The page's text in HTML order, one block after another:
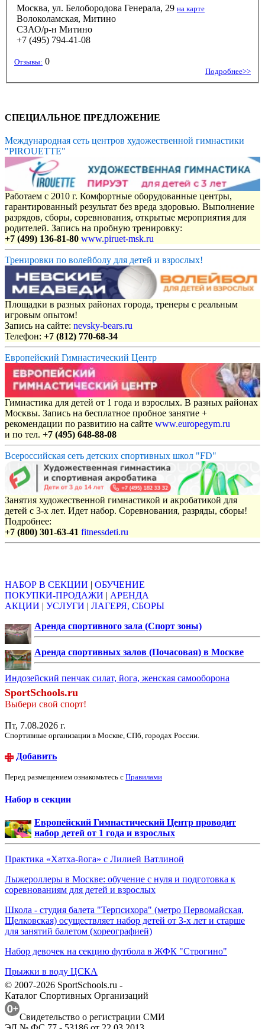
Москва, ул. Белобородова Генерала, 29 на карте
Волоколамская, Митино
СЗАО/р-н Митино
+7 (495) 794-41-08
Отзывы: 0
Подробнее>>
СПЕЦИАЛЬНОЕ ПРЕДЛОЖЕНИЕ
Международная сеть центров художественной гимнастики
"PIROUETTE"
Работаем с 2010 г. Комфортные оборудованные центры,
гарантированный результат без вреда здоровью. Выполнение
разрядов, сборы, соревнования, открытые мероприятия для
родителей. Запись на пробную тренировку:
+7 (499) 136-81-80 www.piruet-msk.ru
Тренировки по волейболу для детей и взрослых!
Площадки в разных районах города, тренеры с реальным
игровым опытом!
Запись на сайте: nevsky-bears.ru
Телефон: +7 (812) 770-68-34
Европейский Гимнастический Центр
Гимнастика для детей от 1 года и взрослых. В разных районах
Москвы. Запись на бесплатное пробное занятие +
рекомендации по развитию на сайте www.europegym.ru
и по тел. +7 (495) 648-88-08
Всероссийская сеть детских спортивных школ "FD"
Занятия художественной гимнастикой и акробатикой для
детей с 3-х лет. Идет набор. Соревнования, разряды, сборы!
Подробнее:
+7 (800) 301-63-41 fitnessdeti.ru
НАБОР В СЕКЦИИ | ОБУЧЕНИЕ
ПОКУПКИ-ПРОДАЖИ | АРЕНДА
АКЦИИ | УСЛУГИ | ЛАГЕРЯ, СБОРЫ
Аренда спортивного зала (Спорт зоны)
Аренда спортивных залов (Почасовая) в Москве
Индозейский пенчак силат, йога, женская самооборона
SportSchools.ru
Выбери свой спорт!
Пт, 7.08.2026 г.
Спортивные организации в Москве, СПб, городах России.
Добавить
Перед размещением ознакомьтесь с Правилами
Набор в секции
Европейский Гимнастический Центр проводит
набор детей от 1 года и взрослых
Практика «Хатха-йога» с Лилией Ватлиной
Лыжероллеры в Москве: обучение с нуля и подготовка к
соревнованиям для детей и взрослых
Школа - студия балета "Терпсихора" (метро Первомайская,
Щелковская) осуществляет набор детей от 3-х лет и старше
для занятий балетом (хореографией)
Набор девочек на секцию футбола в ЖФК "Строгино"
Прыжки в воду ЦСКА
© 2007-2026 SportSchools.ru -
Каталог Спортивных Организаций
Свидетельство о регистрации СМИ